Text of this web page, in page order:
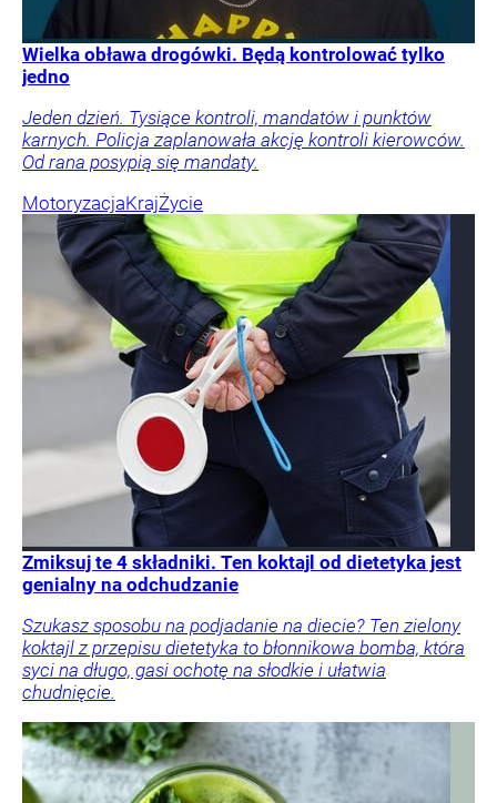
Wielka obława drogówki. Będą kontrolować tylko
jedno
Jeden dzień. Tysiące kontroli, mandatów i punktów
karnych. Policja zaplanowała akcję kontroli kierowców.
Od rana posypią się mandaty.
MotoryzacjaKrajŻycie
Zmiksuj te 4 składniki. Ten koktajl od dietetyka jest
genialny na odchudzanie
Szukasz sposobu na podjadanie na diecie? Ten zielony
koktajl z przepisu dietetyka to błonnikowa bomba, która
syci na długo, gasi ochotę na słodkie i ułatwia
chudnięcie.